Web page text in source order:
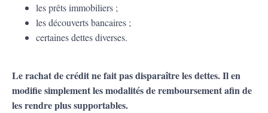
les prêts immobiliers ;
les découverts bancaires ;
certaines dettes diverses.
Le rachat de crédit ne fait pas disparaître les dettes. Il en
modifie simplement les modalités de remboursement afin de
les rendre plus supportables.